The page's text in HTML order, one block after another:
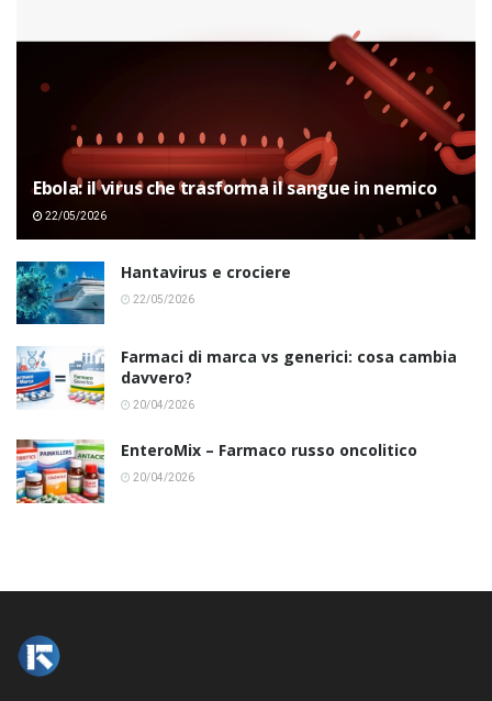
Ebola: il virus che trasforma il sangue in nemico
22/05/2026
Hantavirus e crociere
22/05/2026
Farmaci di marca vs generici: cosa cambia
davvero?
20/04/2026
EnteroMix – Farmaco russo oncolitico
20/04/2026